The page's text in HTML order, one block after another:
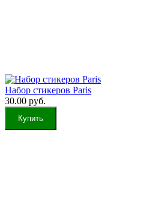
Набор стикеров Paris
30.00 руб.